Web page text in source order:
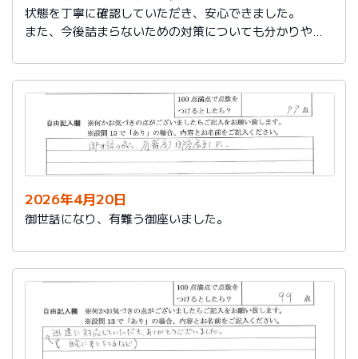
状態を丁寧に確認していただき、安心できました。
また、今後詰まらないための対策についても分かりやす
ありがとうございました。
2026年4月20日
御世話になり、有難う御座いました。